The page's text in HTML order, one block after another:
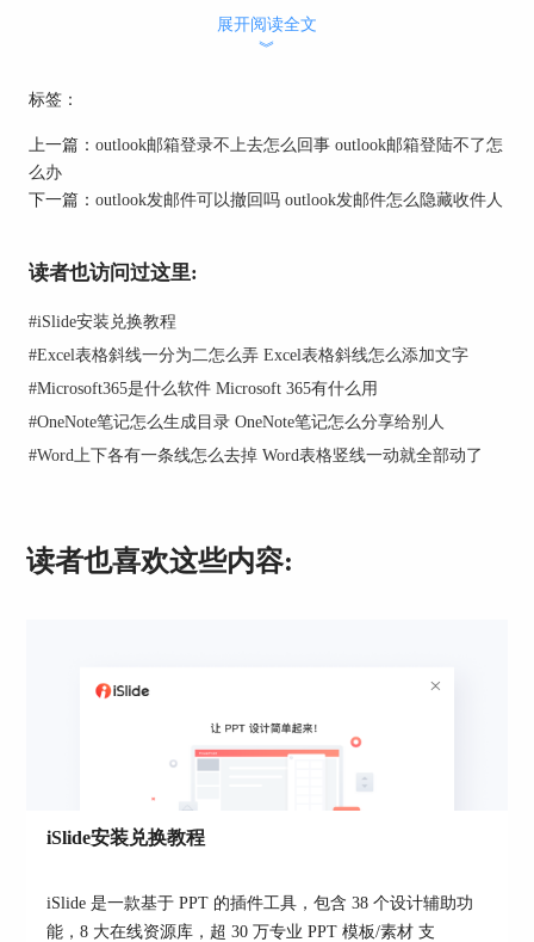
如图2所示，检查垃圾邮件保护级别是否过高，一
般设置为“低”即可，避免阻挡了重要的、但非常用
联系人发的邮件。
图2：垃圾邮件选项
接着，如图3所示，打开“阻止发件人”选项卡，检
查其中添加的发件人，看是否错误将一些发件人邮
箱添加到列表。
如果错误添加阻止发件人，如图3所示，可选中具
体邮箱地址后，单击“删除”。
展开阅读全文
︾
标签：
上一篇： outlook邮箱登录不上去怎么回事 outlook邮箱登陆不了怎
么办
下一篇： outlook发邮件可以撤回吗 outlook发邮件怎么隐藏收件人
读者也访问过这里:
#iSlide安装兑换教程
#Excel表格斜线一分为二怎么弄 Excel表格斜线怎么添加文字
#Microsoft365是什么软件 Microsoft 365有什么用
#OneNote笔记怎么生成目录 OneNote笔记怎么分享给别人
#Word上下各有一条线怎么去掉 Word表格竖线一动就全部动了
读者也喜欢这些内容:
iSlide安装兑换教程
iSlide 是一款基于 PPT 的插件工具，包含 38 个设计辅助功
能，8 大在线资源库，超 30 万专业 PPT 模板/素材 支